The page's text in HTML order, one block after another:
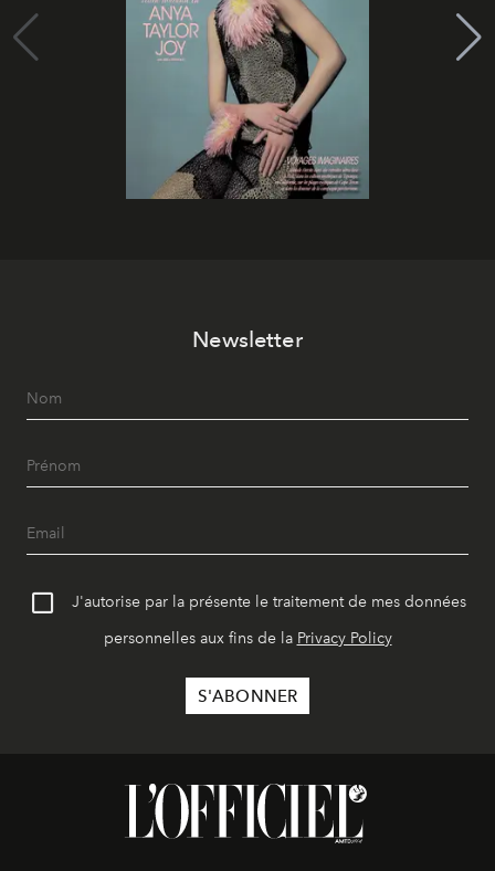
Newsletter
J'autorise par la présente le traitement de mes données
personnelles aux fins de la Privacy Policy